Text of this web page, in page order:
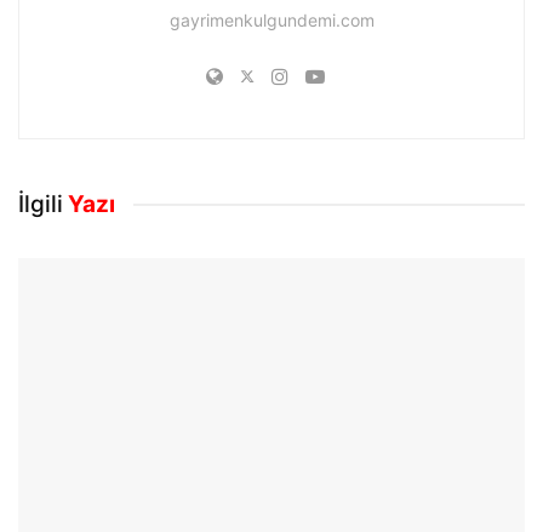
gayrimenkulgundemi.com
İlgili Yazı